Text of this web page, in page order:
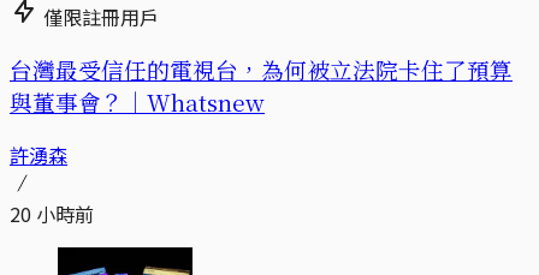
僅限註冊用戶
台灣最受信任的電視台，為何被立法院卡住了預算
與董事會？｜Whatsnew
許湧森
20 小時前